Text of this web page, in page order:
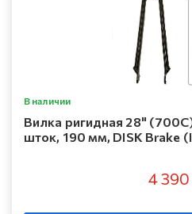
В наличии
Вилка ригидная 28"
шток, 190 мм, DISK Brake
4